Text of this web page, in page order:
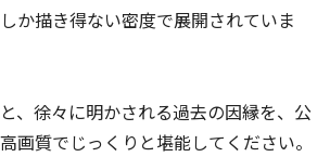
か描き得ない密度で展開されていま
、徐々に明かされる過去の因縁を、公
画質でじっくりと堪能してください。